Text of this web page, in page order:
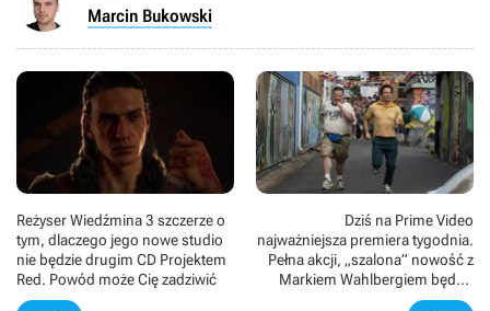
Marcin Bukowski
Reżyser Wiedźmina 3 szczerze o
tym, dlaczego jego nowe studio
nie będzie drugim CD Projektem
Red. Powód może Cię zadziwić
Dziś na Prime Video
najważniejsza premiera tygodnia.
Pełna akcji, „szalona” nowość z
Markiem Wahlbergiem będzie
hitem platformy